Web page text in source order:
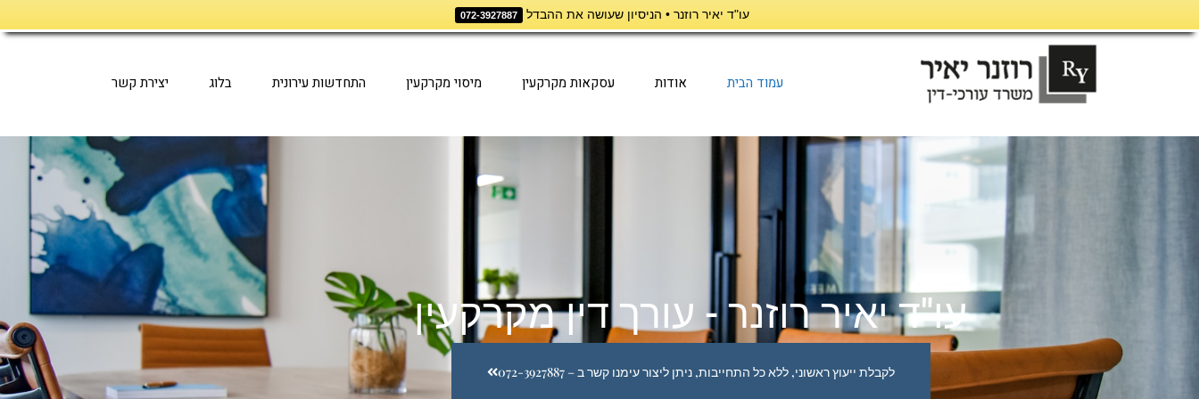
עו"ד יאיר רוזנר • הניסיון שעושה את ההבדל 072-3927887
לתוכן
עמוד הבית אודות עסקאות מקרקעין מיסוי מקרקעין התחדשות עירונית בלוג יצירת קשר
עו"ד יאיר רוזנר - עורך דין מקרקעין
לקבלת ייעוץ ראשוני, ללא כל התחייבות, ניתן ליצור עימנו קשר ב – 072-3927887